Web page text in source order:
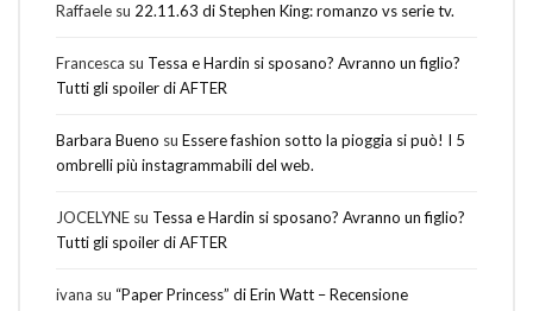
Raffaele su 22.11.63 di Stephen King: romanzo vs serie tv.
Francesca su Tessa e Hardin si sposano? Avranno un figlio?
Tutti gli spoiler di AFTER
Barbara Bueno su Essere fashion sotto la pioggia si può! I 5
ombrelli più instagrammabili del web.
JOCELYNE su Tessa e Hardin si sposano? Avranno un figlio?
Tutti gli spoiler di AFTER
ivana su “Paper Princess” di Erin Watt – Recensione